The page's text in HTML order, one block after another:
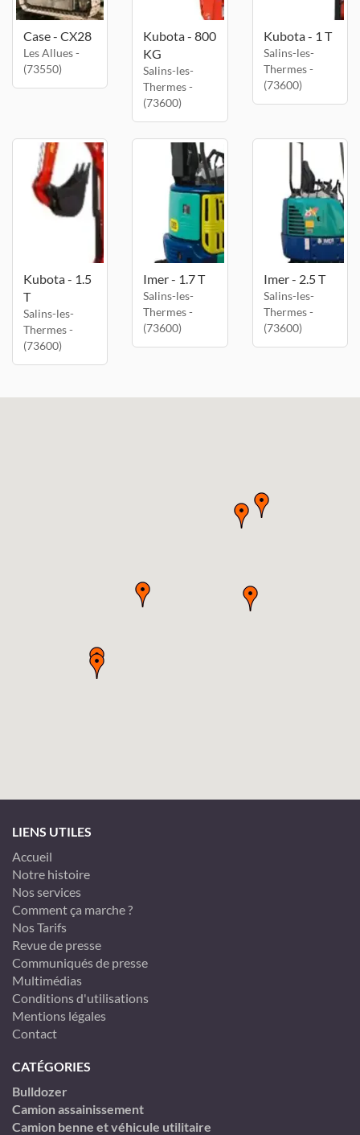
Case - CX28
Les Allues -
(73550)
Kubota - 800
KG
Salins-les-
Thermes -
(73600)
Kubota - 1 T
Salins-les-
Thermes -
(73600)
Kubota - 1.5
T
Salins-les-
Thermes -
(73600)
Imer - 1.7 T
Salins-les-
Thermes -
(73600)
Imer - 2.5 T
Salins-les-
Thermes -
(73600)
LIENS UTILES
Accueil
Notre histoire
Nos services
Comment ça marche ?
Nos Tarifs
Revue de presse
Communiqués de presse
Multimédias
Conditions d'utilisations
Mentions légales
Contact
CATÉGORIES
Bulldozer
Camion assainissement
Camion benne et véhicule utilitaire